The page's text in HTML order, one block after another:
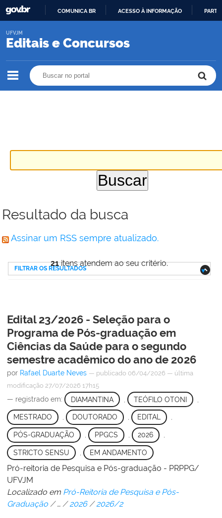
O
COMUNICA BR ACESSO À INFORMAÇÃO
Editais e Concursos
UFVJM
Resultado da busca
Assinar um RSS sempre atualizado.
21itens atendem ao seu critério.
FILTRAR OS RESULTADOS
Edital 23/2026 - Seleção para o
Programa de Pós-graduação em
Ciências da Saúde para o segundo
semestre acadêmico do ano de 2026
por Rafael Duarte Neves — publicado 06/04/2026 — última
modificação 27/07/2026 17h15
— registrado em: DIAMANTINA TEÓFILO OTONI
MESTRADO , DOUTORADO , EDITAL ,
PÓS-GRADUAÇÃO PPGCS 2026
STRICTO SENSU EM ANDAMENTO
Pró-reitoria de Pesquisa e Pós-graduação - PRPPG/
UFVJM
Localizado em Pró-Reitoria de Pesquisa e Pós-
Graduação /… /2026 /2026/2